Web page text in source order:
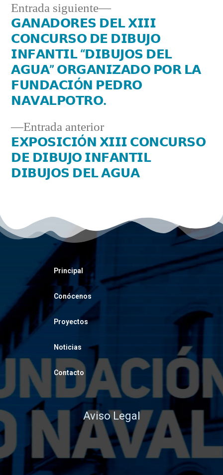
Entrada anterior
𝗘𝗫𝗣𝗢𝗦𝗜𝗖𝗜Ó𝗡 𝗫𝗜𝗜𝗜 𝗖𝗢𝗡𝗖𝗨𝗥𝗦𝗢
𝗗𝗘 𝗗𝗜𝗕𝗨𝗝𝗢 𝗜𝗡𝗙𝗔𝗡𝗧𝗜𝗟
𝗗𝗜𝗕𝗨𝗝𝗢𝗦 𝗗𝗘𝗟 𝗔𝗚𝗨𝗔
Entrada siguiente
𝗚𝗔𝗡𝗔𝗗𝗢𝗥𝗘𝗦 𝗗𝗘𝗟 𝗫𝗜𝗜𝗜
𝗖𝗢𝗡𝗖𝗨𝗥𝗦𝗢 𝗗𝗘 𝗗𝗜𝗕𝗨𝗝𝗢
𝗜𝗡𝗙𝗔𝗡𝗧𝗜𝗟 “𝗗𝗜𝗕𝗨𝗝𝗢𝗦 𝗗𝗘𝗟
𝗔𝗚𝗨𝗔” 𝗢𝗥𝗚𝗔𝗡𝗜𝗭𝗔𝗗𝗢 𝗣𝗢𝗥 𝗟𝗔
𝗙𝗨𝗡𝗗𝗔𝗖𝗜Ó𝗡 𝗣𝗘𝗗𝗥𝗢
𝗡𝗔𝗩𝗔𝗟𝗣𝗢𝗧𝗥𝗢.
Principal
Conócenos
Proyectos
Noticias
Contacto
Aviso Legal